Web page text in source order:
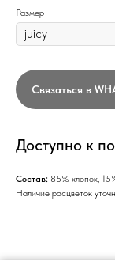
Размер
Связаться в
Доступно к
Состав: 85% хлопок,
Наличие расцветок